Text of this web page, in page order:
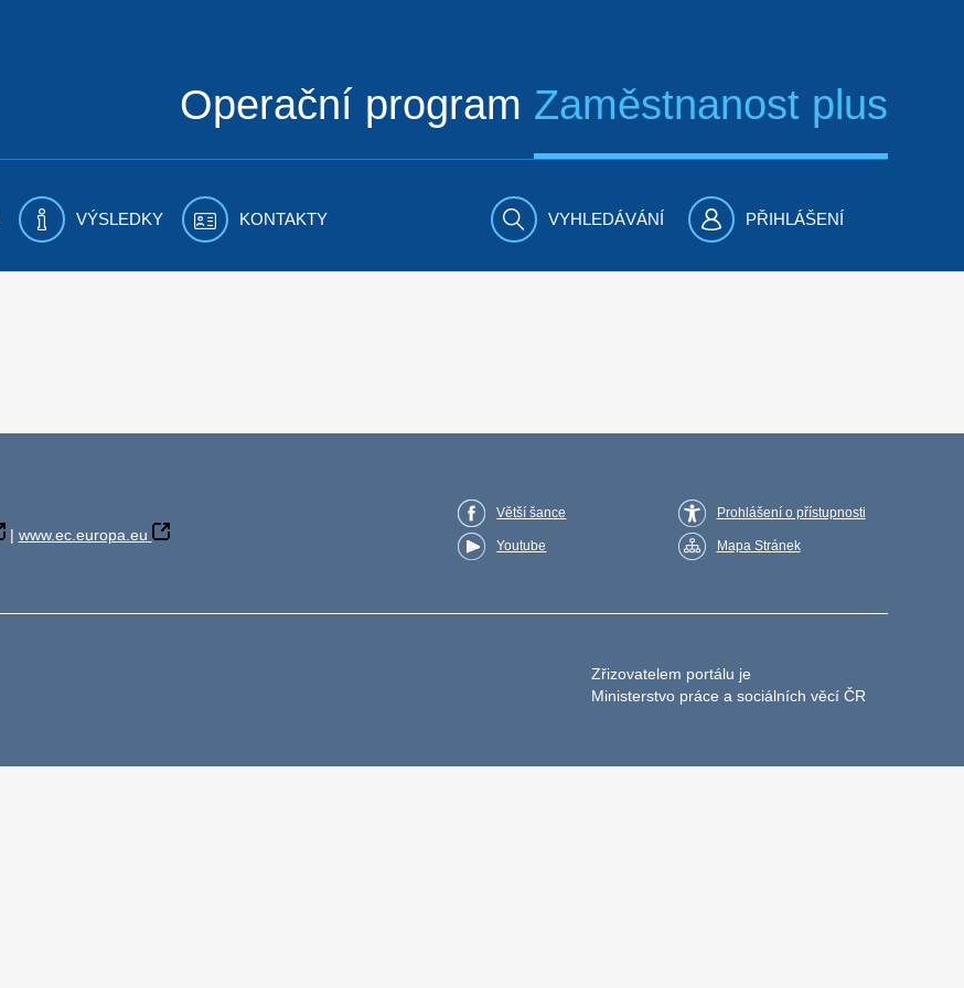
Operační program Zaměstnanost plus
VÝSLEDKY KONTAKTY VYHLEDÁVÁNÍ PŘIHLÁŠENÍ
| www.ec.europa.eu
Větší šance
Youtube
Prohlášení o přístupnosti
Mapa Stránek
Zřizovatelem portálu je
Ministerstvo práce a sociálních věcí ČR